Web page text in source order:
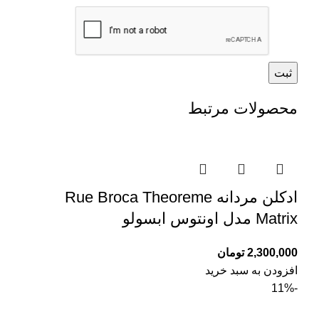
محصولات مرتبط
ادکلن مردانه Rue Broca Theoreme
Matrix مدل اونتوس ابسولو
2,300,000 تومان
افزودن به سبد خرید
-11%